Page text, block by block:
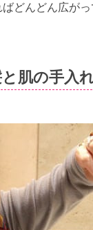
どんどん広が
肌の手入